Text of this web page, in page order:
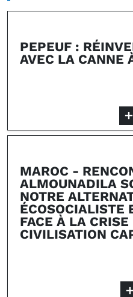
PEPEUF :
AVEC LA CANNE
MAROC -
ALMOUNADILA
NOTRE
ÉCOSOCIALISTE
FACE À LA
CIVILISATION